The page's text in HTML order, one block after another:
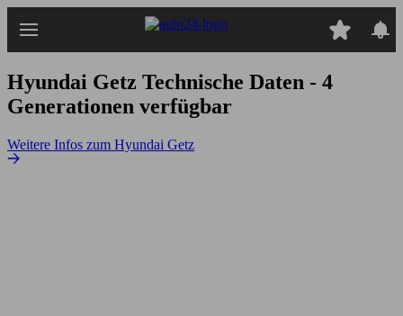
Hauptinhalt
Hyundai Getz Technische Daten - 4
Generationen verfügbar
Weitere Infos zum Hyundai Getz